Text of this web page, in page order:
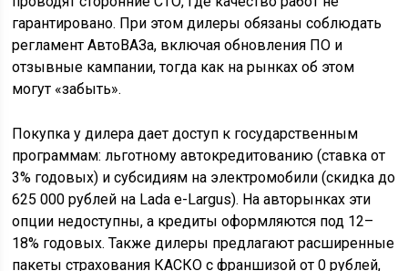
гарантировано. При этом дилеры обязаны соблюдать
регламент АвтоВАЗа, включая обновления ПО и
отзывные кампании, тогда как на рынках об этом
могут «забыть».
Покупка у дилера дает доступ к государственным
программам: льготному автокредитованию (ставка от
3% годовых) и субсидиям на электромобили (скидка до
625 000 рублей на Lada e-Largus). На авторынках эти
опции недоступны, а кредиты оформляются под 12–
18% годовых. Также дилеры предлагают расширенные
пакеты страхования КАСКО с франшизой от 0 рублей,